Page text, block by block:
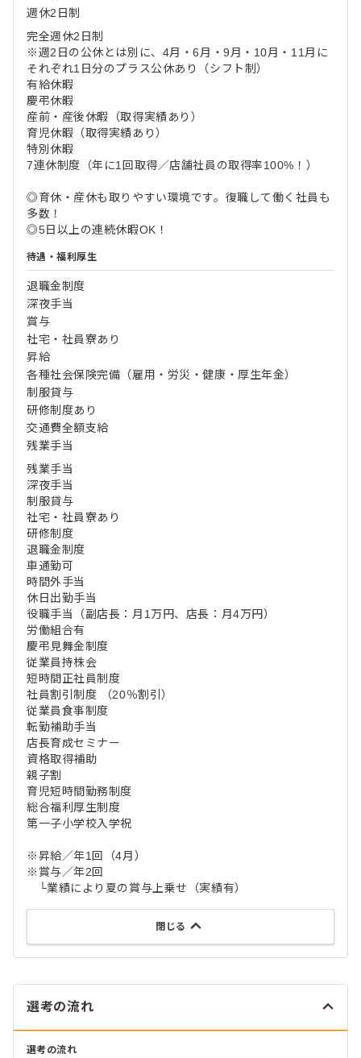
週休2日制
完全週休2日制
※週2日の公休とは別に、4月・6月・9月・10月・11月に
それぞれ1日分のプラス公休あり（シフト制）
有給休暇
慶弔休暇
産前・産後休暇（取得実績あり）
育児休暇（取得実績あり）
特別休暇
7連休制度（年に1回取得／店舗社員の取得率100%！）
◎育休・産休も取りやすい環境です。復職して働く社員も
多数！
◎5日以上の連続休暇OK！
待遇・福利厚生
退職金制度
深夜手当
賞与
社宅・社員寮あり
昇給
各種社会保険完備（雇用・労災・健康・厚生年金）
制服貸与
研修制度あり
交通費全額支給
残業手当
残業手当
深夜手当
制服貸与
社宅・社員寮あり
研修制度
退職金制度
車通勤可
時間外手当
休日出勤手当
役職手当（副店長：月1万円、店長：月4万円）
労働組合有
慶弔見舞金制度
従業員持株会
短時間正社員制度
社員割引制度 （20％割引）
従業員食事制度
転勤補助手当
店長育成セミナー
資格取得補助
親子割
育児短時間勤務制度
総合福利厚生制度
第一子小学校入学祝
※昇給／年1回（4月）
※賞与／年2回
└業績により夏の賞与上乗せ（実績有）
閉じる
選考の流れ
選考の流れ